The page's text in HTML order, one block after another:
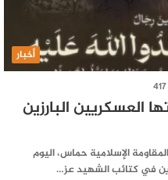
أخبار
417
البارزين
الإسلامية حماس، اليوم
في كتائب الشهيد عز…